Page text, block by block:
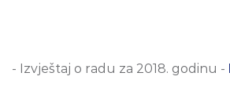
- Izvještaj o radu za 2018. godinu -